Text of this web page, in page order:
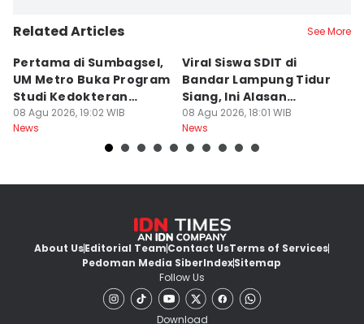
Related Articles See More
Pertama di Sumbagsel,
UM Metro Buka Program
Studi Kedokteran
Hewan
08 Agu 2026, 19:02 WIB
News
Viral Siswa SDIT di
Bandar Lampung Tidur
Siang, Ini Alasan
Sekolah
08 Agu 2026, 18:01 WIB
News
About UsEditorial TeamContact UsTerms of Services
Pedoman Media SiberIndexSitemap
Follow Us
Download